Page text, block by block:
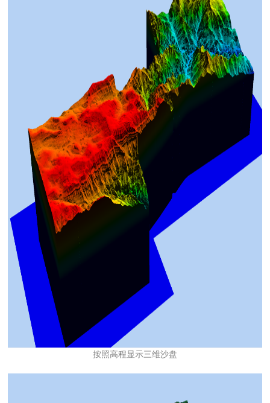
按照高程显示三维沙盘